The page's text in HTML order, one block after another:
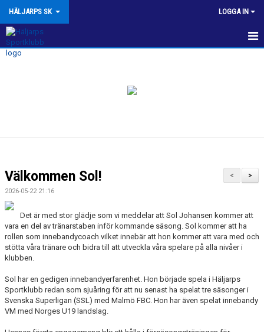
HÄLJARPS SK LOGGA IN
NYHETER
MATCHER
BILDGALLERI
HSK KLUBBSHOP
>
<
Välkommen Sol!
2026-05-22 21:16
Det är med stor glädje som vi meddelar att Sol Johansen kommer att
vara en del av tränarstaben inför kommande säsong. Sol kommer att ha
rollen som innebandycoach vilket innebär att hon kommer att vara med och
stötta våra tränare och bidra till att utveckla våra spelare på alla nivåer i
klubben.
Sol har en gedigen innebandyerfarenhet. Hon började spela i Häljarps
Sportklubb redan som sjuåring för att nu senast ha spelat tre säsonger i
Svenska Superligan (SSL) med Malmö FBC. Hon har även spelat innebandy
VM med Norges U19 landslag.